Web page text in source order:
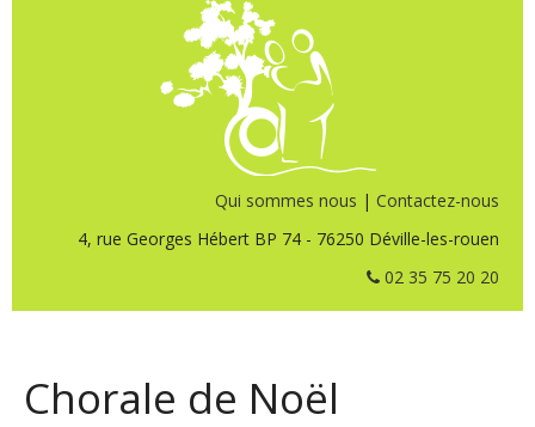
Qui sommes nous | Contactez-nous
4, rue Georges Hébert BP 74 - 76250 Déville-les-rouen
02 35 75 20 20
Chorale de Noël